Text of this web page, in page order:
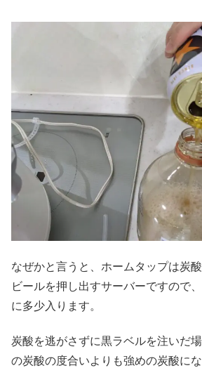
なぜかと言うと、ホームタップは炭
ビールを押し出すサーバーですので
に多少入ります。
炭酸を逃がさずに黒ラベルを注いだ
の炭酸の度合いよりも強めの炭酸に